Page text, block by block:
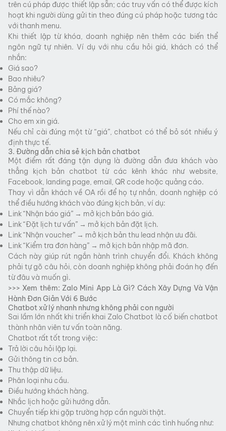
trên cú pháp được thiết lập sẵn; các truy vấn có thể được kích
hoạt khi người dùng gửi tin theo đúng cú pháp hoặc tương tác
với thanh menu.
Khi thiết lập từ khóa, doanh nghiệp nên thêm các biến thể
ngôn ngữ tự nhiên. Ví dụ với nhu cầu hỏi giá, khách có thể
nhắn:
Giá sao?
Bao nhiêu?
Bảng giá?
Có mắc không?
Phí thế nào?
Cho em xin giá.
Nếu chỉ cài đúng một từ “giá”, chatbot có thể bỏ sót nhiều ý
định thực tế.
3. Đường dẫn chia sẻ kịch bản chatbot
Một điểm rất đáng tận dụng là đường dẫn đưa khách vào
thẳng kịch bản chatbot từ các kênh khác như website,
Facebook, landing page, email, QR code hoặc quảng cáo.
Thay vì dẫn khách về OA rồi để họ tự nhắn, doanh nghiệp có
thể điều hướng khách vào đúng kịch bản, ví dụ:
Link “Nhận báo giá” → mở kịch bản báo giá.
Link “Đặt lịch tư vấn” → mở kịch bản đặt lịch.
Link “Nhận voucher” → mở kịch bản thu lead nhận ưu đãi.
Link “Kiểm tra đơn hàng” → mở kịch bản nhập mã đơn.
Cách này giúp rút ngắn hành trình chuyển đổi. Khách không
phải tự gõ câu hỏi, còn doanh nghiệp không phải đoán họ đến
từ đâu và muốn gì.
>>> Xem thêm: Zalo Mini App Là Gì? Cách Xây Dựng Và Vận
Hành Đơn Giản Với 6 Bước
Chatbot xử lý nhanh nhưng không phải con người
Sai lầm lớn nhất khi triển khai Zalo Chatbot là cố biến chatbot
thành nhân viên tư vấn toàn năng.
Chatbot rất tốt trong việc:
Trả lời câu hỏi lặp lại.
Gửi thông tin cơ bản.
Thu thập dữ liệu.
Phân loại nhu cầu.
Điều hướng khách hàng.
Nhắc lịch hoặc gửi hướng dẫn.
Chuyển tiếp khi gặp trường hợp cần người thật.
Nhưng chatbot không nên xử lý một mình các tình huống như: